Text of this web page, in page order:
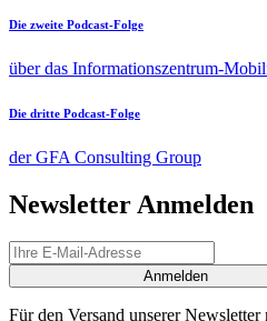
Die zweite Podcast-Folge
über das Informationszentrum-
Die dritte Podcast-Folge
der GFA Consulting Group
Newsletter Anmelden
Anmelden
Für den Versand unserer